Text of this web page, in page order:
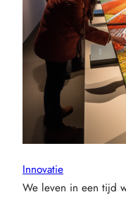
Innovatie
We leven in een tijd